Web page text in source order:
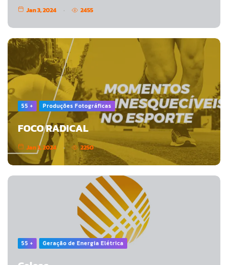
Jan 3, 2024 2455
55 + Produções Fotográficas
FOCO RADICAL
Jan 3, 2024 2250
55 + Geração de Energia Elétrica